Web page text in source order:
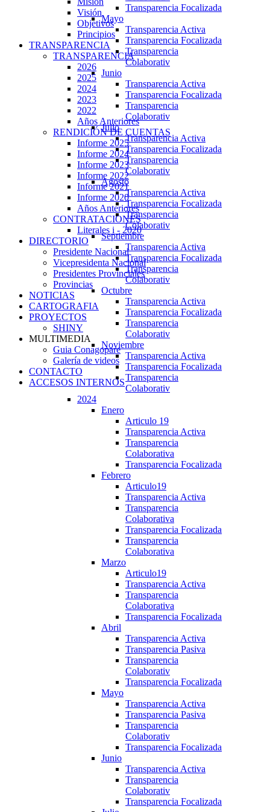
Transparencia Focalizada
Mayo
Transparencia Activa
Transparencia Focalizada
Transparencia
Colaborativ
Junio
Transparencia Activa
Transparencia Focalizada
Transparencia
Colaborativ
Julio
Transparencia Activa
Transparencia Focalizada
Transparencia
Colaborativ
Agosto
Transparencia Activa
Transparencia Focalizada
Transparencia
Colaborativ
Septiembre
Transparencia Activa
Transparencia Focalizada
Transparencia
Colaborativ
Octubre
Transparencia Activa
Transparencia Focalizada
Transparencia
Colaborativ
Noviembre
Transparencia Activa
Transparencia Focalizada
Transparencia
Colaborativ
2024
Enero
Articulo 19
Transparencia Activa
Transparencia
Colaborativa
Transparencia Focalizada
Febrero
Articulo19
Transparencia Activa
Transparencia
Colaborativa
Transparencia Focalizada
Transparencia
Colaborativa
Marzo
Articulo19
Transparencia Activa
Transparencia
Colaborativa
Transparencia Focalizada
Abril
Transparencia Activa
Transparencia Pasiva
Transparencia
Colaborativ
Transparencia Focalizada
Mayo
Transparencia Activa
Transparencia Pasiva
Transparencia
Colaborativ
Transparencia Focalizada
Junio
Transparencia Activa
Transparencia
Colaborativ
Transparencia Focalizada
Visión
Objetivos
Principios
TRANSPARENCIA
TRANSPARENCIA
2026
2025
2024
2023
2022
Años Anteriores
RENDICIÓN DE CUENTAS
Informe 2025
Informe 2024
Informe 2023
Informe 2022
Informe 2021
Informe 2020
Años Anteriores
CONTRATACIONES
Literales i - 2020
DIRECTORIO
Presidente Nacional
Vicepresidenta Nacional
Presidentes Provinciales
Provincias
NOTICIAS
CARTOGRAFIA
PROYECTOS
SHINY
MULTIMEDIA
Guia Conagopare
Galería de videos
CONTACTO
ACCESOS INTERNOS